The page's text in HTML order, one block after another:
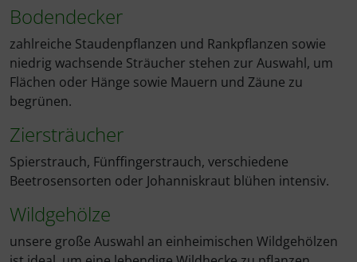
Bodendecker
zahlreiche Staudenpflanzen und Rankpflanzen sowie
niedrig wachsende Sträucher stehen zur Auswahl, um
Flächen oder Hänge sowie Mauern und Zäune zu
begrünen.
Ziersträucher
Spierstrauch, Fünffingerstrauch, verschiedene
Beetrosensorten oder Johanniskraut blühen intensiv.
Wildgehölze
unsere große Auswahl an einheimischen Wildgehölzen